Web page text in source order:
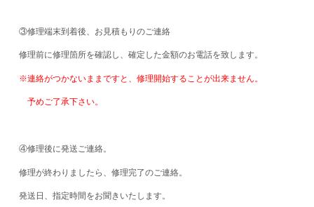
③修理端末到着後、お見積もりのご連絡
修理前に修理箇所を確認し、確定した金額のお電話を致します。
※連絡がつかないままですと、修理開始することが出来ません。
予めご了承下さい。
④修理後に発送ご連絡。
修理が終わりましたら、修理完了のご連絡。
発送日、指定時間をお聞きいたします。